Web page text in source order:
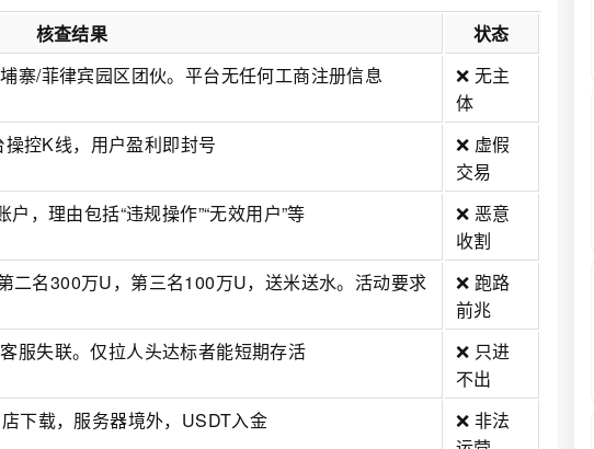
核查结果
状态
寨/菲律宾园区团伙。平台无任何工商注册信息
❌ 无主
体
操控K线，用户盈利即封号
❌ 虚假
交易
，理由包括“违规操作”“无效用户”等
❌ 恶意
收割
二名300万U，第三名100万U，送米送水。活动要求
❌ 跑路
前兆
服失联。仅拉人头达标者能短期存活
❌ 只进
不出
下载，服务器境外，USDT入金
❌ 非法